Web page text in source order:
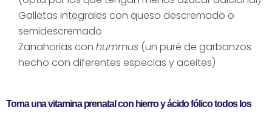
Galletas integrales con queso descremado o
semidescremado
Zanahorias con hummus (un puré de garbanzos
hecho con diferentes especias y aceites)
Toma una vitamina prenatal con hierro y ácido fólico todos los